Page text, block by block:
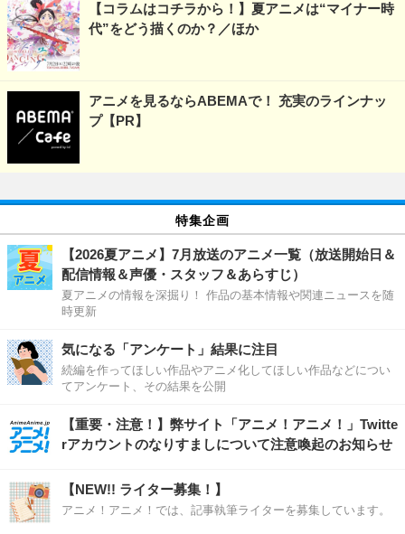
【コラムはコチラから！】夏アニメは“マイナー時
代”をどう描くのか？／ほか
アニメを見るならABEMAで！ 充実のラインナッ
プ【PR】
特集企画
【2026夏アニメ】7月放送のアニメ一覧（放送開始日＆
配信情報＆声優・スタッフ＆あらすじ）
夏アニメの情報を深掘り！ 作品の基本情報や関連ニュースを随
時更新
気になる「アンケート」結果に注目
続編を作ってほしい作品やアニメ化してほしい作品などについ
てアンケート、その結果を公開
【重要・注意！】弊サイト「アニメ！アニメ！」Twitte
rアカウントのなりすましについて注意喚起のお知らせ
【NEW!! ライター募集！】
アニメ！アニメ！では、記事執筆ライターを募集しています。